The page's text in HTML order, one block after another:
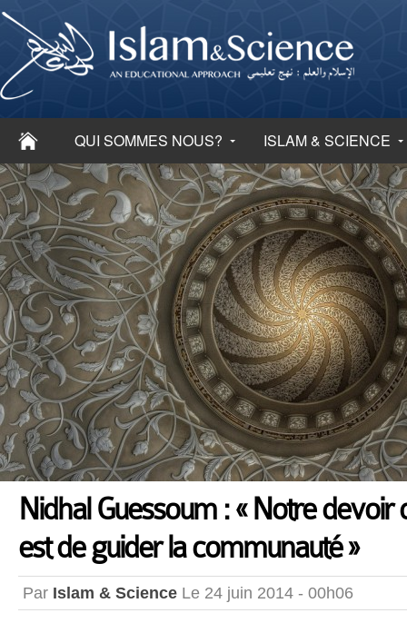
QUI SOMMES NOUS? ISLAM & SCIENCE
Nidhal Guessoum : « Notre devoir
est de guider la communauté »
Par Islam & Science Le 24 juin 2014 - 00h06